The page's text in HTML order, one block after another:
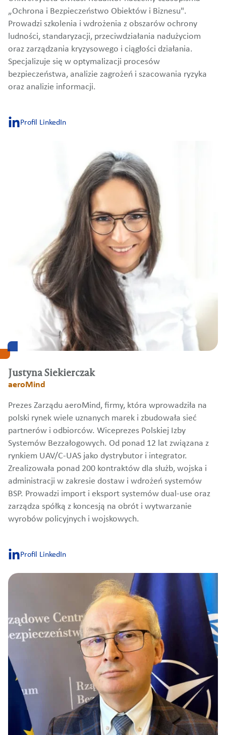
„Ochrona i Bezpieczeństwo Obiektów i Biznesu".
Prowadzi szkolenia i wdrożenia z obszarów ochrony
ludności, standaryzacji, przeciwdziałania nadużyciom
oraz zarządzania kryzysowego i ciągłości działania.
Specjalizuje się w optymalizacji procesów
bezpieczeństwa, analizie zagrożeń i szacowania ryzyka
oraz analizie informacji.
Profil LinkedIn
Justyna Siekierczak
aeroMind
Prezes Zarządu aeroMind, firmy, która wprowadziła na
polski rynek wiele uznanych marek i zbudowała sieć
partnerów i odbiorców. Wiceprezes Polskiej Izby
Systemów Bezzałogowych. Od ponad 12 lat związana z
rynkiem UAV/C-UAS jako dystrybutor i integrator.
Zrealizowała ponad 200 kontraktów dla służb, wojska i
administracji w zakresie dostaw i wdrożeń systemów
BSP. Prowadzi import i eksport systemów dual-use oraz
zarządza spółką z koncesją na obrót i wytwarzanie
wyrobów policyjnych i wojskowych.
Profil LinkedIn